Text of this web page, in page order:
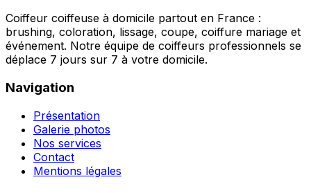
Coiffeur coiffeuse à domicile partout en France :
brushing, coloration, lissage, coupe, coiffure mariage et
événement. Notre équipe de coiffeurs professionnels se
déplace 7 jours sur 7 à votre domicile.
Navigation
Présentation
Galerie photos
Nos services
Contact
Mentions légales